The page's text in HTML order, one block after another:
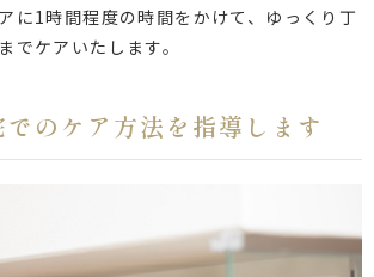
に1時間程度の時間をかけて、ゆっくり丁
でケアいたします。
のケア方法を指導します